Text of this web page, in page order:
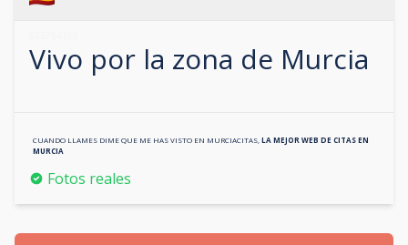
Vivo por la zona de Murcia
CUANDO LLAMES DIME QUE ME HAS VISTO EN MURCIACITAS LA MEJOR WEB DE CITAS EN
MURCIA
Fotos reales